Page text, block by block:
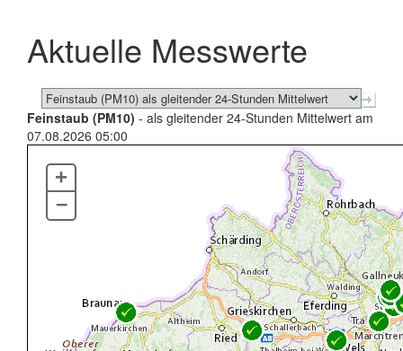
schließen
Aktuelle Messwerte
Feinstaub (PM10) - als gleitender 24-Stunden Mittelwert am
07.08.2026 05:00
+
–